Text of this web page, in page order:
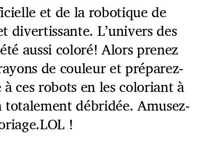
et de la robotique de
divertissante. L’univers des
aussi coloré! Alors prenez
de couleur et préparez-
ces robots en les coloriant à
débridée. Amusez-
!